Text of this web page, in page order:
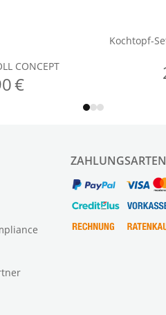
ZAHLUNGSARTEN